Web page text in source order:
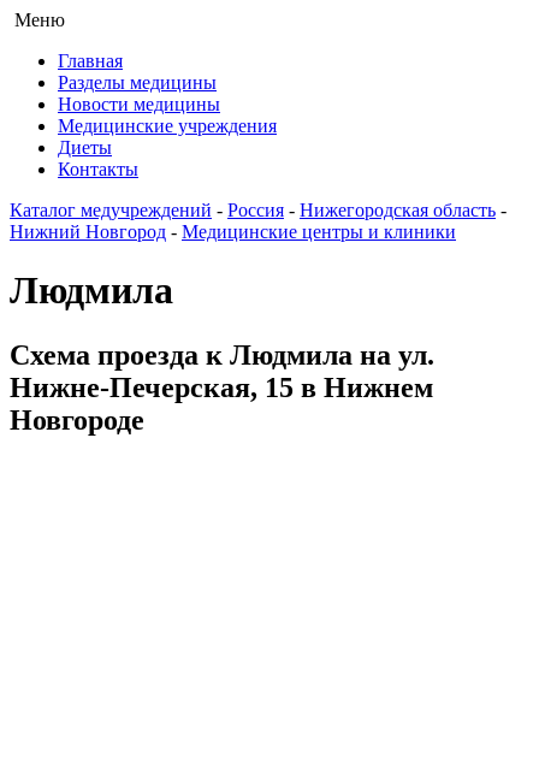
Меню
Главная
Разделы медицины
Новости медицины
Медицинские учреждения
Диеты
Контакты
Каталог медучреждений - Россия - Нижегородская область -
Нижний Новгород - Медицинские центры и клиники
Людмила
Схема проезда к Людмила на ул.
Нижне-Печерская, 15 в Нижнем
Новгороде